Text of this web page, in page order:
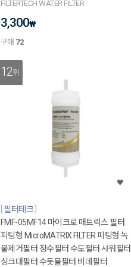
FILTERTECH WATER FILTER
3,300₩
구매 72
12위
필터테크
FMF-05MF14 마이크로 매트릭스 필터
피팅형 MicroMATRIX FILTER 피팅형 녹
물제거필터 정수필터 수도필터 샤워필터
싱크대필터 수돗물필터 비데필터